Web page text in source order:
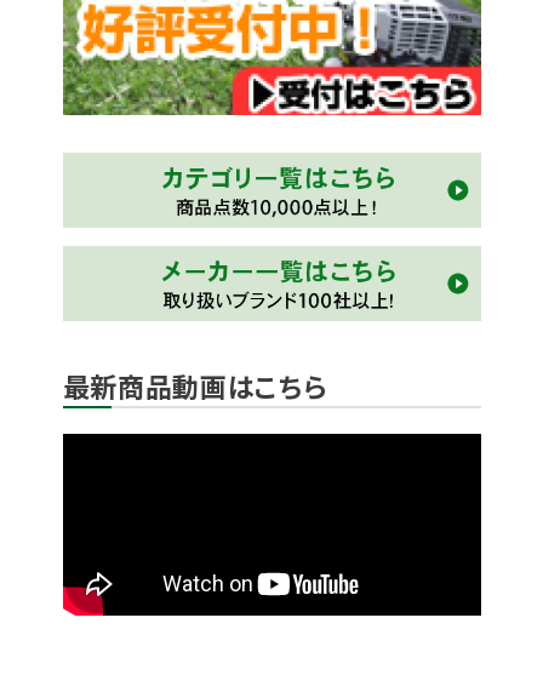
最新商品動画はこちら